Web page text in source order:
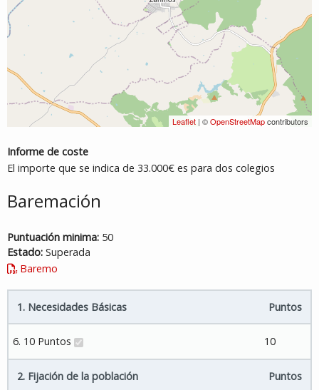
Leaflet | ©OpenStreetMapcontributors
Informe de coste
El importe que se indica de 33.000€ es para dos colegios
Baremación
Puntuación minima: 50
Estado: Superada
Baremo
1. Necesidades Básicas Puntos
6. 10 Puntos 10
2. Fijación de la población Puntos